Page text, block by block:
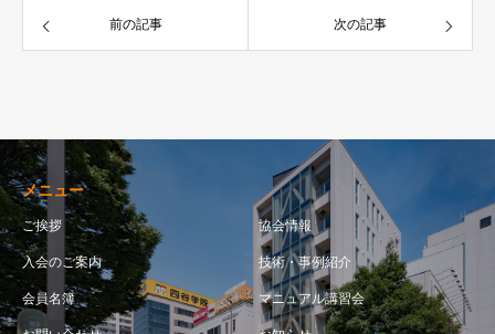
前の記事 次の記事
メニュー
ご挨拶 協会情報
入会のご案内 技術・事例紹介
会員名簿 マニュアル講習会